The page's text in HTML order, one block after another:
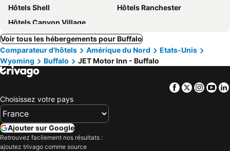
Hôtels Shell
Hôtels Ranchester
Hôtels Canyon Village
Voir tous les hébergements pour Buffalo
Comparateur d'hôtels
Amérique du Nord
Etats-Unis
Wyoming
Buffalo JET Motor Inn - Buffalo
Facebook
Twitter
Choisissez votre pays
Ajouter sur Google
Retrouvez facilement nos résultats :
ajoutez trivago comme source